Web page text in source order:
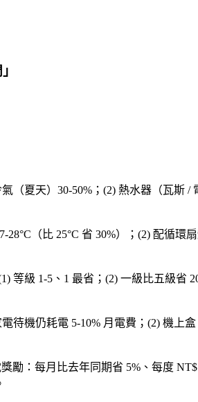
」
（夏天）30-50%；(2) 熱水器（瓦斯 /
28°C（比 25°C 省 30%）；(2) 配循
等級 1-5、1 最省；(2) 一級比五級省
待機仍耗電 5-10% 月電費；(2) 機上
勵：每月比去年同期省 5%、每度